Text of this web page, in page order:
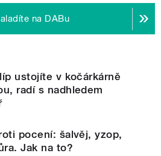
na DABu
ustojíte v kočárkárně
radí s nadhledem
pocení: šalvěj, yzop,
Jak na to?